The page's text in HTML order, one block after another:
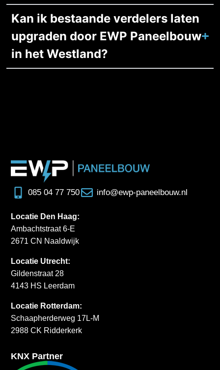
Kan ik bestaande verdelers laten
upgraden door EWP Paneelbouw
in het Westland?
085 04 77 750 info@ewp-paneelbouw.nl
Locatie Den Haag:
Ambachtstraat 6-E
2671 CN Naaldwijk
Locatie Utrecht:
Gildenstraat 28
4143 HS Leerdam
Locatie Rotterdam:
Schaapherderweg 17L-M
2988 CK Ridderkerk
KNX Partner